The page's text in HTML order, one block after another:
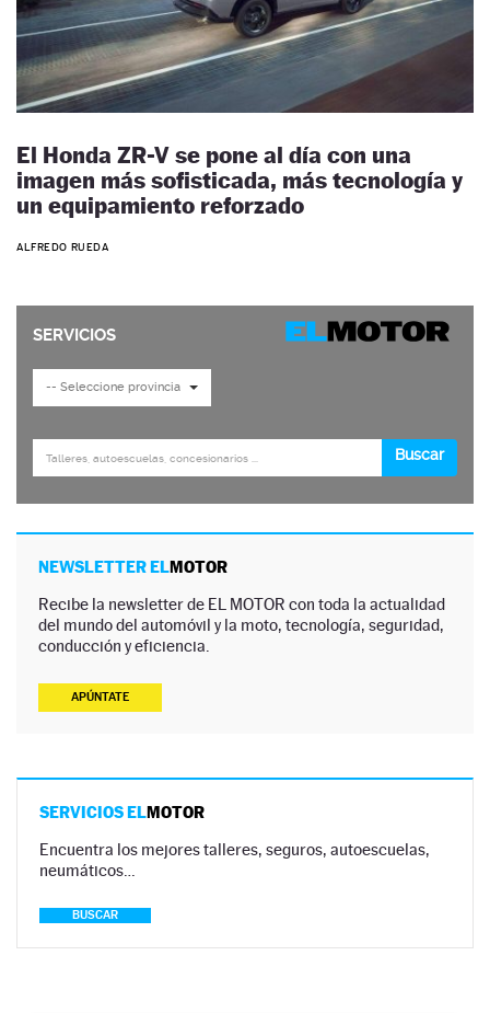
El Honda ZR-V se pone al día con una
imagen más sofisticada, más tecnología y
un equipamiento reforzado
ALFREDO RUEDA
NEWSLETTER ELMOTOR
Recibe la newsletter de EL MOTOR con toda la actualidad
del mundo del automóvil y la moto, tecnología, seguridad,
conducción y eficiencia.
APÚNTATE
SERVICIOS ELMOTOR
Encuentra los mejores talleres, seguros, autoescuelas,
neumáticos…
BUSCAR